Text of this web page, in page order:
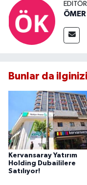
Bunlar da
Kervansaray Yatırım
Holding Dubaililere
Satılıyor!